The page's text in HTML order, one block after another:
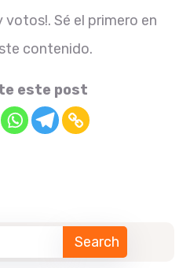
votos!. Sé el primero en
contenido.
este post